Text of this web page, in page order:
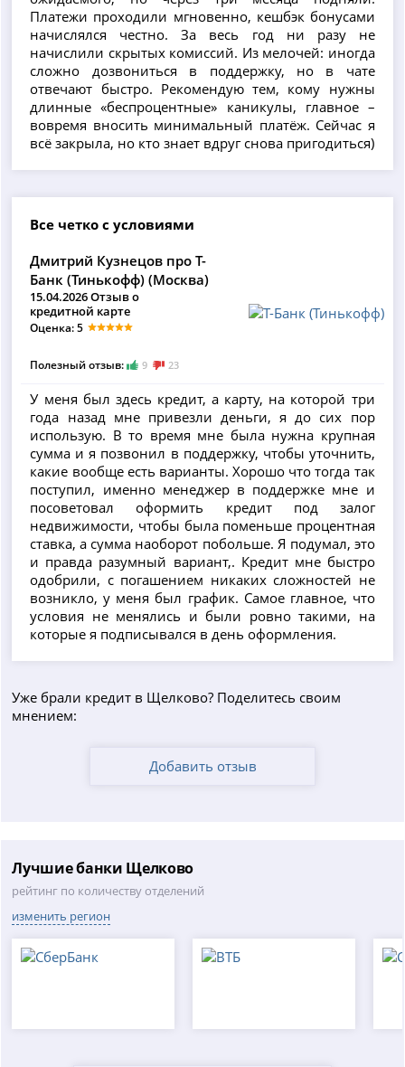
Платежи проходили мгновенно, кешбэк бонусами
начислялся честно. За весь год ни разу не
начислили скрытых комиссий. Из мелочей: иногда
сложно дозвониться в поддержку, но в чате
отвечают быстро. Рекомендую тем, кому нужны
длинные «беспроцентные» каникулы, главное –
вовремя вносить минимальный платёж. Сейчас я
всё закрыла, но кто знает вдруг снова пригодиться)
Все четко с условиями
Дмитрий Кузнецов про Т-
Банк (Тинькофф) (Москва)
15.04.2026 Отзыв о
кредитной карте
Оценка: 5
Полезный отзыв: 9 23
У меня был здесь кредит, а карту, на которой три
года назад мне привезли деньги, я до сих пор
использую. В то время мне была нужна крупная
сумма и я позвонил в поддержку, чтобы уточнить,
какие вообще есть варианты. Хорошо что тогда так
поступил, именно менеджер в поддержке мне и
посоветовал оформить кредит под залог
недвижимости, чтобы была поменьше процентная
ставка, а сумма наоборот побольше. Я подумал, это
и правда разумный вариант,. Кредит мне быстро
одобрили, с погашением никаких сложностей не
возникло, у меня был график. Самое главное, что
условия не менялись и были ровно такими, на
которые я подписывался в день оформления.
Уже брали кредит в Щелково? Поделитесь своим
мнением:
Добавить отзыв
Лучшие банки Щелково
рейтинг по количеству отделений
изменить регион